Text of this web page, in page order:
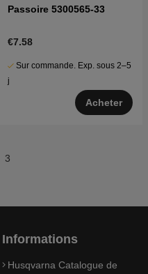
Passoire 5300565-33
€7.58
Sur commande. Exp. sous 2–5
j
Acheter
3
Informations
Husqvarna Catalogue de